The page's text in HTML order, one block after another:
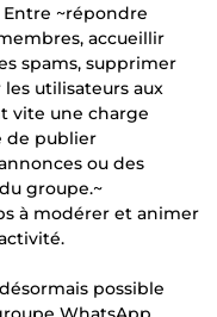
~répondre
accueillir
spams, supprimer
utilisateurs aux
vite une charge
de publier
ou des
groupe.~
à modérer et animer
possible